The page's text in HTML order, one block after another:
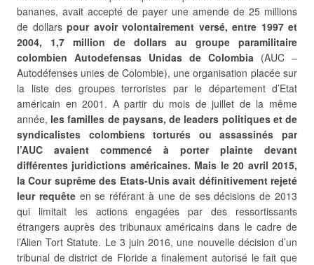
bananes, avait accepté de payer une amende de 25 millions
de dollars pour avoir volontairement versé, entre 1997 et
2004, 1,7 million de dollars au groupe paramilitaire
colombien Autodefensas Unidas de Colombia (AUC –
Autodéfenses unies de Colombie), une organisation placée sur
la liste des groupes terroristes par le département d’Etat
américain en 2001. A partir du mois de juillet de la même
année, les familles de paysans, de leaders politiques et de
syndicalistes colombiens torturés ou assassinés par
l’AUC avaient commencé à porter plainte devant
différentes juridictions américaines. Mais le 20 avril 2015,
la Cour suprême des Etats-Unis avait définitivement rejeté
leur requêteen se référant à une de ses décisions de 2013
qui limitait les actions engagées par des ressortissants
étrangers auprès des tribunaux américains dans le cadre de
l’Alien Tort Statute. Le 3 juin 2016, une nouvelle décision d’un
tribunal de district de Floride a finalement autorisé le fait que